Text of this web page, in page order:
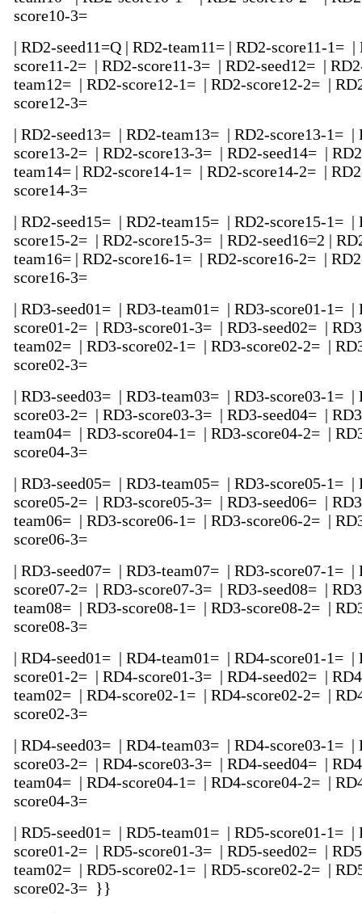
score10-3=
| RD2-seed11=Q | RD2-team11= | RD2-score11-1= |
score11-2= | RD2-score11-3= | RD2-seed12= |
team12= | RD2-score12-1= | RD2-score12-2= |
score12-3=
| RD2-seed13= | RD2-team13= | RD2-score13-1= |
score13-2= | RD2-score13-3= | RD2-seed14= |
team14= | RD2-score14-1= | RD2-score14-2= |
score14-3=
| RD2-seed15= | RD2-team15= | RD2-score15-1= |
score15-2= | RD2-score15-3= | RD2-seed16=2 |
team16= | RD2-score16-1= | RD2-score16-2= |
score16-3=
| RD3-seed01= | RD3-team01= | RD3-score01-1= |
score01-2= | RD3-score01-3= | RD3-seed02= |
team02= | RD3-score02-1= | RD3-score02-2= |
score02-3=
| RD3-seed03= | RD3-team03= | RD3-score03-1= |
score03-2= | RD3-score03-3= | RD3-seed04= |
team04= | RD3-score04-1= | RD3-score04-2= |
score04-3=
| RD3-seed05= | RD3-team05= | RD3-score05-1= |
score05-2= | RD3-score05-3= | RD3-seed06= |
team06= | RD3-score06-1= | RD3-score06-2= |
score06-3=
| RD3-seed07= | RD3-team07= | RD3-score07-1= |
score07-2= | RD3-score07-3= | RD3-seed08= |
team08= | RD3-score08-1= | RD3-score08-2= |
score08-3=
| RD4-seed01= | RD4-team01= | RD4-score01-1= |
score01-2= | RD4-score01-3= | RD4-seed02= |
team02= | RD4-score02-1= | RD4-score02-2= |
score02-3=
| RD4-seed03= | RD4-team03= | RD4-score03-1= |
score03-2= | RD4-score03-3= | RD4-seed04= |
team04= | RD4-score04-1= | RD4-score04-2= |
score04-3=
| RD5-seed01= | RD5-team01= | RD5-score01-1= |
score01-2= | RD5-score01-3= | RD5-seed02= |
team02= | RD5-score02-1= | RD5-score02-2= |
score02-3= }}